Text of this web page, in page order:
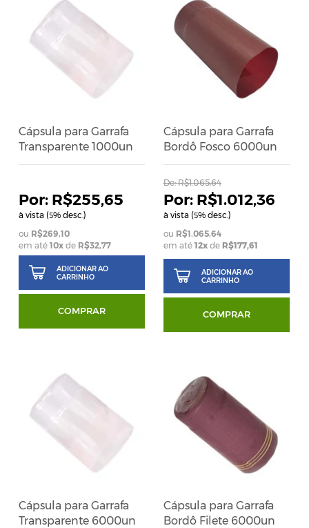
Cápsula para Garrafa
Transparente 1000un
R$255,65
à vista (5% desc.)
R$269,10
em até10x de R$32,77
ADICIONAR AO
CARRINHO
COMPRAR
Cápsula para Garrafa
Bordô Fosco 6000un
De:R$1.065,64
R$1.012,36
à vista (5% desc.)
R$1.065,64
em até 12xde R$177,61
ADICIONAR AO
CARRINHO
COMPRAR
Cápsula para Garrafa
Transparente 6000un
Cápsula para Garrafa
Bordô Filete 6000un